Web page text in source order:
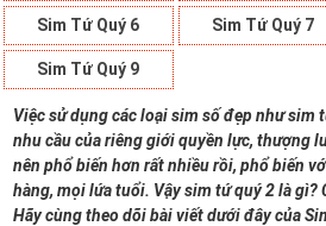
Sim Tứ Quý 6 Sim Tứ Quý 7
Sim Tứ Quý 9
Việc sử dụng các loại sim số đẹp như sim
nhu cầu của riêng giới quyền lực, thượng
nên phổ biến hơn rất nhiều rồi, phổ biến
hàng, mọi lứa tuổi. Vậy sim tứ quý 2 là gì?
Hãy cùng theo dõi bài viết dưới đây của